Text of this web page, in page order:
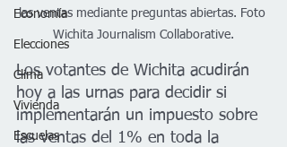
Economía
Elecciones
Clima
Vivienda
Escuelas
las ventas mediante preguntas abiertas. Foto
Wichita Journalism Collaborative.
Los votantes de Wichita acudirán
hoy a las urnas para decidir si
implementarán un impuesto sobre
las ventas del 1% en toda la